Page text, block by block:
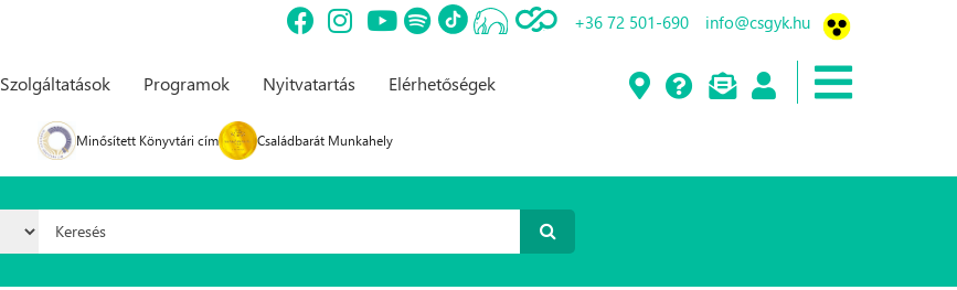
+36 72 501-690 info@csgyk.hu
Szolgáltatások Programok Nyitvatartás Elérhetőségek
Minősített Könyvtári cím Családbarát Munkahely
Keresés űrlap